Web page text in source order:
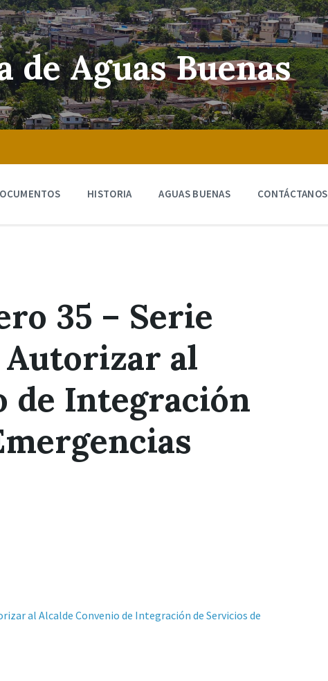
de Aguas Buenas
HISTORIA AGUAS BUENAS CONTÁCTANOS
35 – Serie
Autorizar al
de Integración
al Alcalde Convenio de Integración de Servicios de